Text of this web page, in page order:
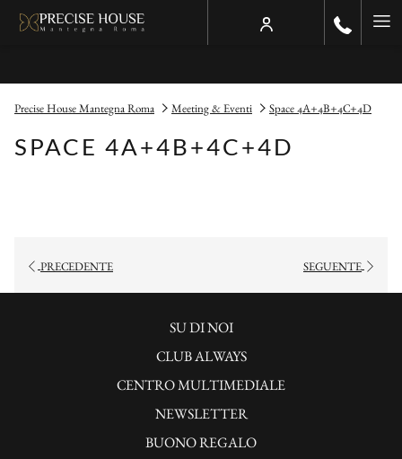
Precise House Mantegna Roma Meeting & Eventi Space 4A+4B+4C+4D
SPACE 4A+4B+4C+4D
PRECEDENTE SEGUENTE
SU DI NOISI
APRE
NUOVA
SCHEDA
CLUB ALWAYS
CENTRO MULTIMEDIALESI
NEWSLETTER
APRE
BUONO REGALO